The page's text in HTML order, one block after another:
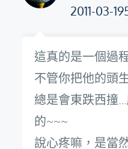
2011-03-
這真的是一個過程
不管你把他的頭
總是會東跌西撞
的~~~
說心疼嘛，是當